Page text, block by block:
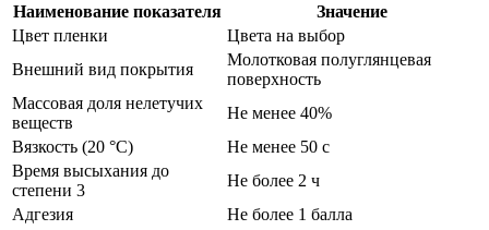
Наименование показателя
Значение
Цвет пленки
Цвета на выбор
Внешний вид покрытия
Молотковая полуглянцевая
поверхность
Массовая доля нелетучих
веществ
Не менее 40%
Вязкость (20 °C)
Не менее 50 с
Время высыхания до
степени 3
Не более 2 ч
Адгезия
Не более 1 балла